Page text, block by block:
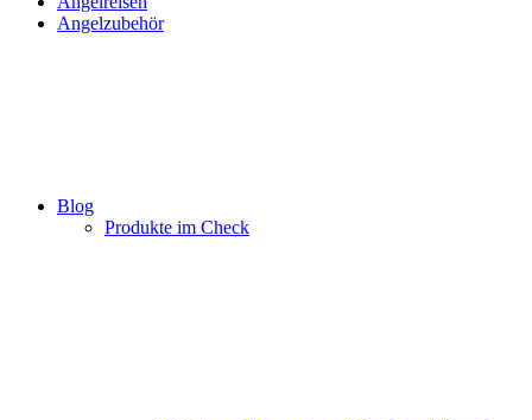
Angelzubehör
Blog
Produkte im Check